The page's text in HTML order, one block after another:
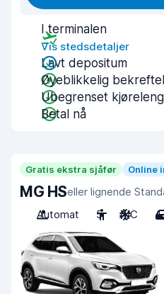
I terminalen
Vis stedsdetaljer
Lavt depositum
Øyeblikkelig
Ubegrenset
Betal nå
Gratis ekstra sjåfør Online
MG HSeller lignende
Automat
5 A/C 4